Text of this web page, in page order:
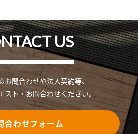
US
お問合わせや法人契約等、
スト・お問合わせください。
合わせフォーム